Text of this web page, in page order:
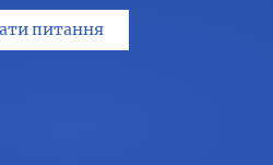
питання